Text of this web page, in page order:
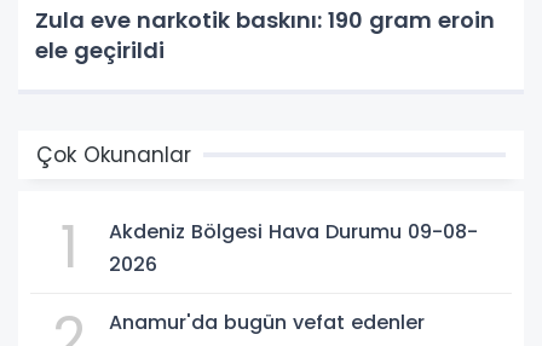
Zula eve narkotik baskını: 190 gram eroin
ele geçirildi
Çok Okunanlar
1
Akdeniz Bölgesi Hava Durumu 09-08-
2026
Anamur'da bugün vefat edenler